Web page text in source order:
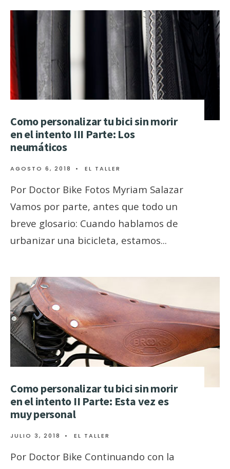
Como personalizar tu bici sin morir
en el intento III Parte: Los
neumáticos
AGOSTO 6, 2018 • EL TALLER
Por Doctor Bike Fotos Myriam Salazar
Vamos por parte, antes que todo un
breve glosario: Cuando hablamos de
urbanizar una bicicleta, estamos...
Como personalizar tu bici sin morir
en el intento II Parte: Esta vez es
muy personal
JULIO 3, 2018 • EL TALLER
Por Doctor Bike Continuando con la